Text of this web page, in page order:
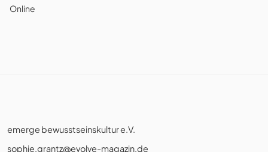
Online
emerge bewusstseinskultur e.V.
sophie.grantz@evolve-magazin.de